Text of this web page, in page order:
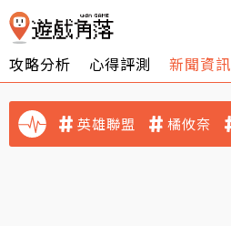
攻略分析 心得評測 新聞資訊
英雄聯盟 橘攸奈